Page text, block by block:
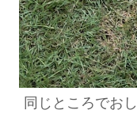
同じところでお